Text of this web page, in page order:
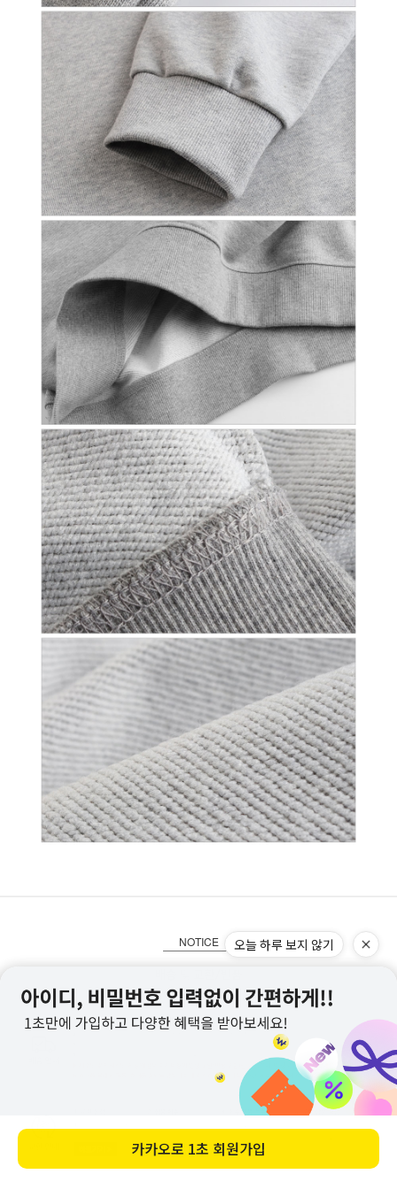
NOTICE 오늘 하루 보지 않기
카카오로 1초 회원가입